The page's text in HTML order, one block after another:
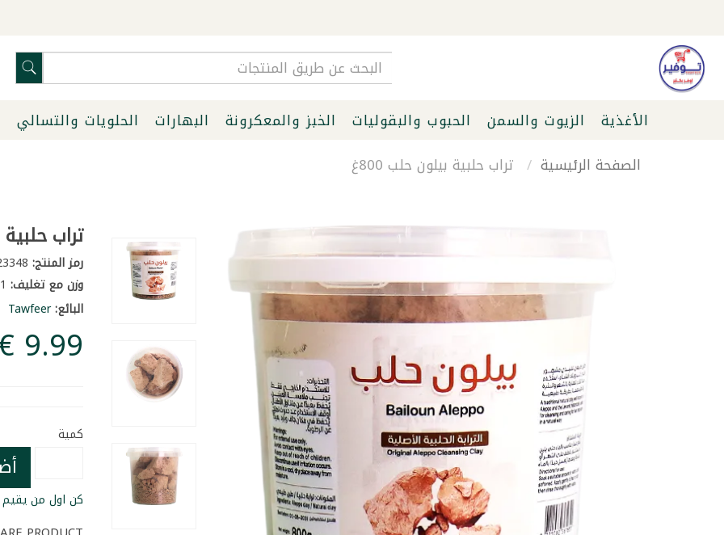
الأغذية الزيوت والسمن الحبوب والبقوليات الخبز والمعكرونة البهارات الحلويات والتسالي
الصفحة الرئيسية
تراب حلبية بيلون حلب 800غ
تراب حلبية
رمز المنتج:23348
وزن مع تغليف:1 كغ
البائع:Tawfeer
كمية
كن اول من يقيم